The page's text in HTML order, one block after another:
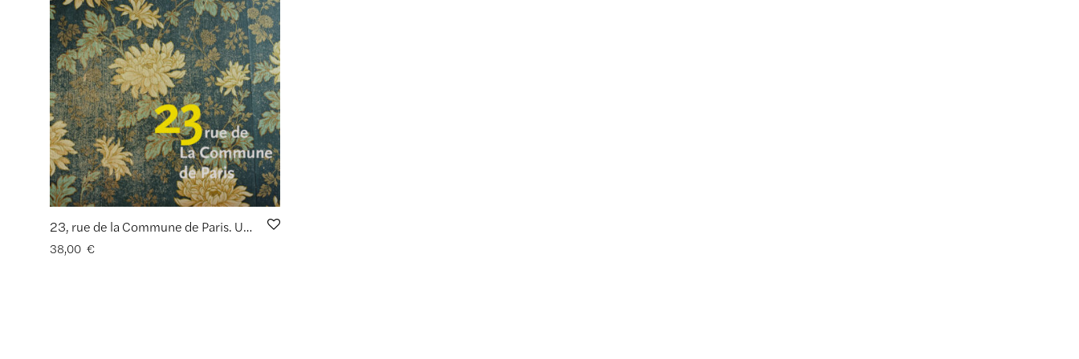
23, rue de la Commune de Paris. Une maison de famille
38,00 €